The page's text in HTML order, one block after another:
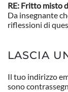
RE: Fritto misto
Da insegnante
riflessioni di
LASCIA
Il tuo indirizzo
sono